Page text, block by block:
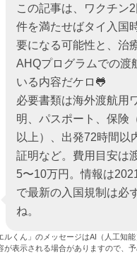
この記事は、ワクチン
件を満たせばタイ入国
要になる可能性と、治
AHQプログラムでの渡
いる内容だケロ🐸
必要書類は海外渡航用
明、パスポート、保険
以上）、出発72時間以
証明など。費用目安は
5〜10万円。情報は
で最新の入国規制は必
ね。
くん」のメッセージはAI（人工知能
が表示される場合がありますので、予